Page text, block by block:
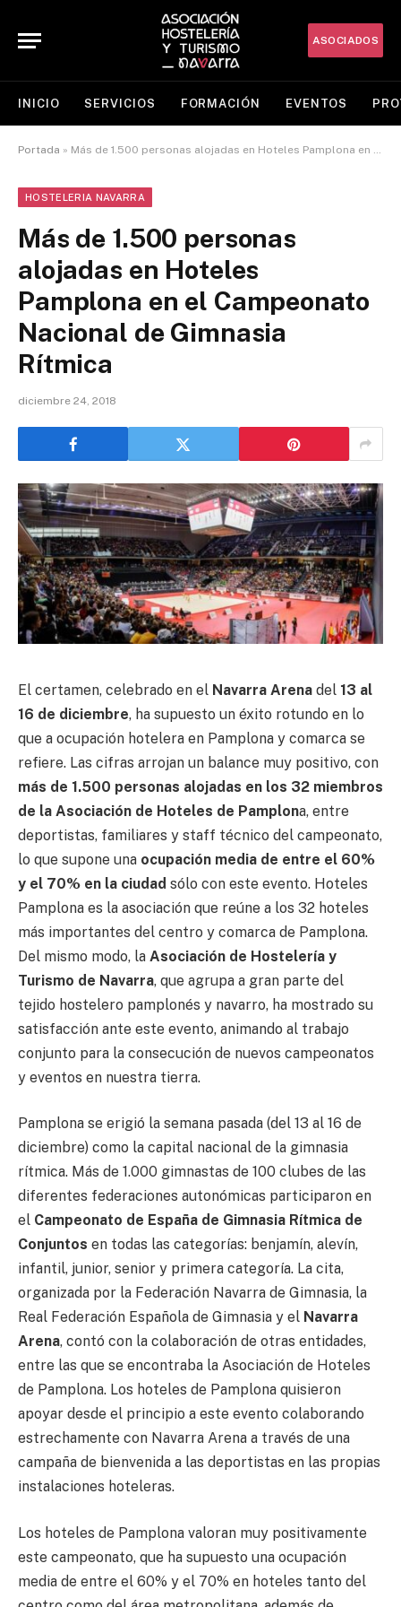
ASOCIADOS
INICIO SERVICIOS FORMACIÓN EVENTOS
Portada » Más de 1.500 personas alojadas en Hoteles Pamplona en el Campeonato Nacional de Gimnasia Rítmica
HOSTELERIA NAVARRA
Más de 1.500 personas
alojadas en Hoteles
Pamplona en el Campeonato
Nacional de Gimnasia
Rítmica
diciembre 24, 2018
El certamen, celebrado en el Navarra Arena del 13 al
16 de diciembre, ha supuesto un éxito rotundo en lo
que a ocupación hotelera en Pamplona y comarca se
refiere. Las cifras arrojan un balance muy positivo, con
más de 1.500 personas alojadas en los 32 miembros
de la Asociación de Hoteles de Pamplona, entre
deportistas, familiares y staff técnico del campeonato,
lo que supone una ocupación media de entre el 60%
y el 70% en la ciudad sólo con este evento. Hoteles
Pamplona es la asociación que reúne a los 32 hoteles
más importantes del centro y comarca de Pamplona.
Del mismo modo, la Asociación de Hostelería y
Turismo de Navarra, que agrupa a gran parte del
tejido hostelero pamplonés y navarro, ha mostrado su
satisfacción ante este evento, animando al trabajo
conjunto para la consecución de nuevos campeonatos
y eventos en nuestra tierra.
Pamplona se erigió la semana pasada (del 13 al 16 de
diciembre) como la capital nacional de la gimnasia
rítmica. Más de 1.000 gimnastas de 100 clubes de las
diferentes federaciones autonómicas participaron en
el Campeonato de España de Gimnasia Rítmica de
Conjuntos en todas las categorías: benjamín, alevín,
infantil, junior, senior y primera categoría. La cita,
organizada por la Federación Navarra de Gimnasia, la
Real Federación Española de Gimnasia y el Navarra
Arena, contó con la colaboración de otras entidades,
entre las que se encontraba la Asociación de Hoteles
de Pamplona. Los hoteles de Pamplona quisieron
apoyar desde el principio a este evento colaborando
estrechamente con Navarra Arena a través de una
campaña de bienvenida a las deportistas en las propias
instalaciones hoteleras.
Los hoteles de Pamplona valoran muy positivamente
este campeonato, que ha supuesto una ocupación
media de entre el 60% y el 70% en hoteles tanto del